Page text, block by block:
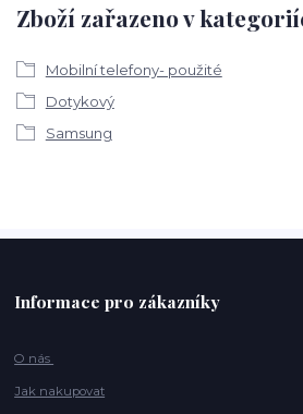
Zboží zařazeno v
Mobilní telefony- použité
Dotykový
Samsung
Informace pro zákazníky
O nás
Jak nakupovat